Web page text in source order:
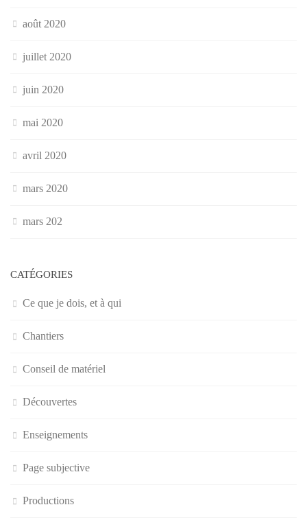
août 2020
juillet 2020
juin 2020
mai 2020
avril 2020
mars 2020
mars 202
CATÉGORIES
Ce que je dois, et à qui
Chantiers
Conseil de matériel
Découvertes
Enseignements
Page subjective
Productions